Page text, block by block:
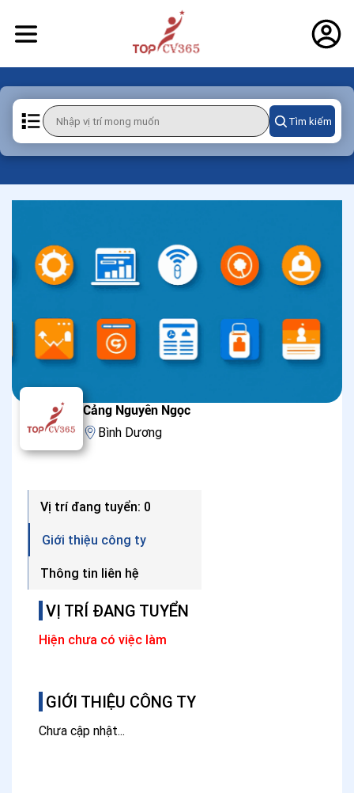
Tìm kiếm
Cảng Nguyên Ngọc
Bình Dương
VỊ TRÍ ĐANG TUYỂN
Hiện chưa có việc làm
GIỚI THIỆU CÔNG TY
Chưa cập nhật...
Vị trí đang tuyển: 0
Giới thiệu công ty
Thông tin liên hệ